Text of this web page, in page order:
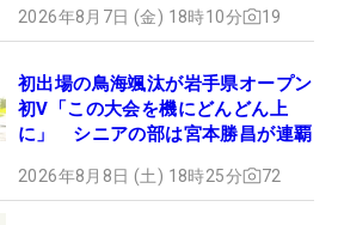
2026年8月7日 (金) 18時10分 19
初出場の鳥海颯汰が岩手県オープン
初V「この大会を機にどんどん上
に」 シニアの部は宮本勝昌が連覇
2026年8月8日 (土) 18時25分 72